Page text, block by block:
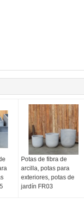
Potas de fibra de
arcilla, potas para
exteriores, potas de
jardín FR03